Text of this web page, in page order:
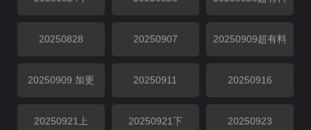
20250828 20250907 20250909超有料
20250909 加更 20250911 20250916
20250921上 20250921下 20250923